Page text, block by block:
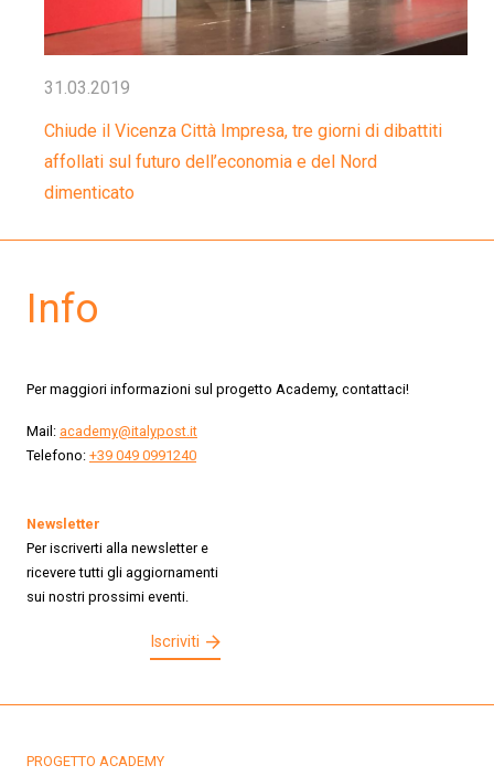
31.03.2019
Chiude il Vicenza Città Impresa, tre giorni di dibattiti
affollati sul futuro dell’economia e del Nord
dimenticato
Info
Per maggiori informazioni sul progetto Academy, contattaci!
Mail: academy@italypost.it
Telefono: +39 049 0991240
Newsletter
Per iscriverti alla newsletter e
ricevere tutti gli aggiornamenti
sui nostri prossimi eventi.
Iscriviti
PROGETTO ACADEMY